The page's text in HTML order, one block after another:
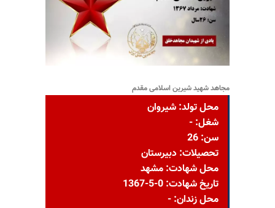
مجاهد شهید شیرین اسلامی مقدم
محل تولد: شيروان
شغل: -
سن: 26
تحصیلات: دبیرستان
محل شهادت: مشهد
تاریخ شهادت: 0-5-1367
محل زندان: -